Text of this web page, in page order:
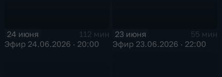
24 июня
112 мин
Эфир 24.06.2026 · 20:00
23 июня
55 мин
Эфир 23.06.2026 · 22:00